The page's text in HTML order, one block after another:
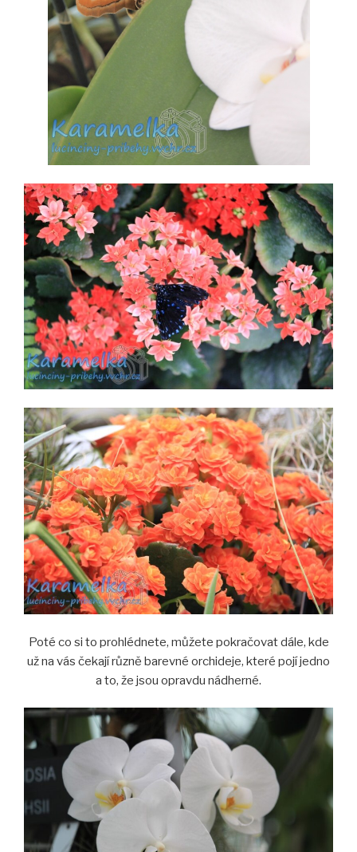
Poté co si to prohlédnete, můžete pokračovat dále, kde
už na vás čekají různě barevné orchideje, které pojí jedno
a to, že jsou opravdu nádherné.